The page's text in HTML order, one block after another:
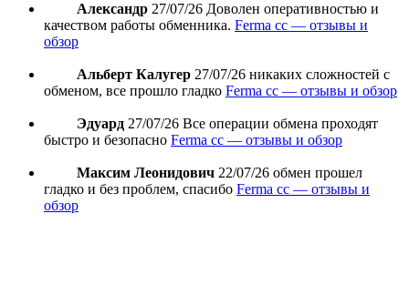
Александр 27/07/26 Доволен оперативностью и
качеством работы обменника. Ferma cc — отзывы и
обзор
Альберт Калугер 27/07/26 никаких сложностей с
обменом, все прошло гладко Ferma cc — отзывы и обзор
Эдуард 27/07/26 Все операции обмена проходят
быстро и безопасно Ferma cc — отзывы и обзор
Максим Леонидович 22/07/26 обмен прошел
гладко и без проблем, спасибо Ferma cc — отзывы и
обзор